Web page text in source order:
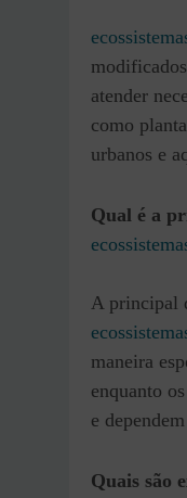
atender
como
urbanos e
Qual é a
A principal
maneira
enquanto
e
Quais são